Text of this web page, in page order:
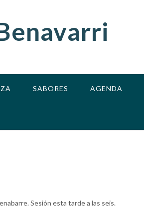
SABORES AGENDA
Sesión esta tarde a las seis.